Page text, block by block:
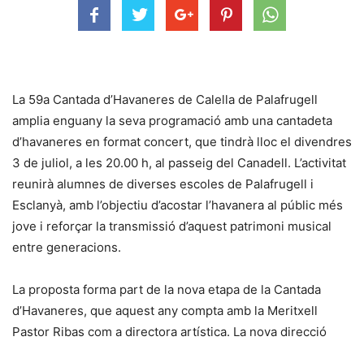
La 59a Cantada d’Havaneres de Calella de Palafrugell
amplia enguany la seva programació amb una cantadeta
d’havaneres en format concert, que tindrà lloc el divendres
3 de juliol, a les 20.00 h, al passeig del Canadell. L’activitat
reunirà alumnes de diverses escoles de Palafrugell i
Esclanyà, amb l’objectiu d’acostar l’havanera al públic més
jove i reforçar la transmissió d’aquest patrimoni musical
entre generacions.
La proposta forma part de la nova etapa de la Cantada
d’Havaneres, que aquest any compta amb la Meritxell
Pastor Ribas com a directora artística. La nova direcció